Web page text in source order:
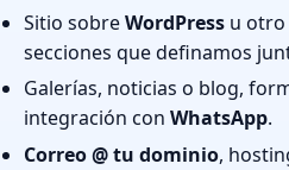
Sitio sobreWordPress u otro
secciones que definamos
Galerías, noticias o blog,
integración con WhatsApp.
Correo @ tu dominio,